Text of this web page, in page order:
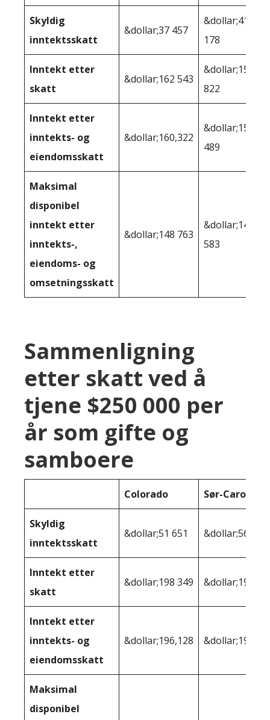
Skyldig
inntektsskatt
&dollar;37 457
&dollar;41
178
Inntekt etter
skatt
&dollar;162 543
&dollar;158
822
Inntekt etter
inntekts- og
eiendomsskatt
&dollar;160,322
&dollar;157
489
Maksimal
disponibel
inntekt etter
inntekts-,
eiendoms- og
omsetningsskatt
&dollar;148 763
&dollar;146
583
Sammenligning
etter skatt ved å
tjene $250 000 per
år som gifte og
samboere
Colorado Sør-Carolina
Skyldig
inntektsskatt
&dollar;51 651 &dollar;56 597
Inntekt etter
skatt
&dollar;198 349
Inntekt etter
inntekts- og
eiendomsskatt
&dollar;196,128 &dollar;192
Maksimal
disponibel